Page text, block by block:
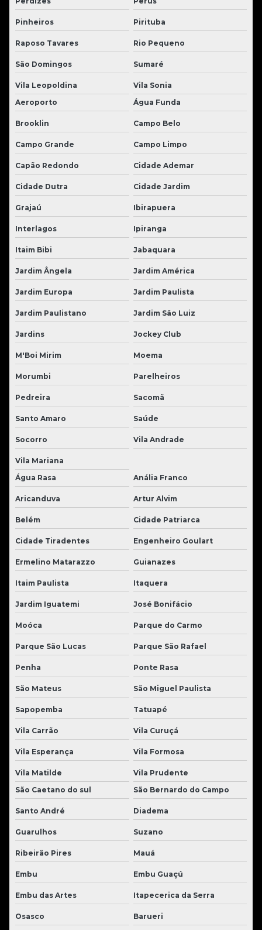
Pinheiros Pirituba
Raposo Tavares Rio Pequeno
São Domingos Sumaré
Vila Leopoldina
Vila Sonia
Aeroporto
Água Funda
Brooklin Campo Belo
Campo Grande Campo Limpo
Capão Redondo Cidade Ademar
Cidade Dutra Cidade Jardim
Grajaú Ibirapuera
Interlagos Ipiranga
Itaim Bibi Jabaquara
Jardim Ângela Jardim América
Jardim Europa Jardim Paulista
Jardim Paulistano Jardim São Luiz
Jardins Jockey Club
M'Boi Mirim Moema
Morumbi Parelheiros
Pedreira Sacomã
Santo Amaro Saúde
Socorro Vila Andrade
Vila Mariana
Água Rasa
Anália Franco
Aricanduva Artur Alvim
Belém Cidade Patriarca
Cidade Tiradentes Engenheiro Goulart
Ermelino Matarazzo Guianazes
Itaim Paulista Itaquera
Jardim Iguatemi José Bonifácio
Moóca Parque do Carmo
Parque São Lucas Parque São Rafael
Penha Ponte Rasa
São Mateus São Miguel Paulista
Sapopemba Tatuapé
Vila Carrão Vila Curuçá
Vila Esperança Vila Formosa
Vila Matilde
Vila Prudente
São Caetano do sul
São Bernardo do Campo
Santo André Diadema
Guarulhos Suzano
Ribeirão Pires Mauá
Embu Embu Guaçú
Embu das Artes Itapecerica da Serra
Osasco Barueri